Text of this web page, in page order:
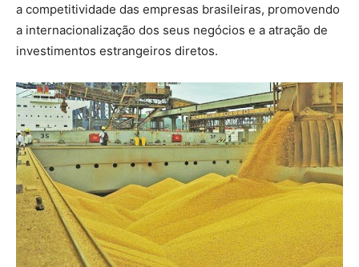
a competitividade das empresas brasileiras, promovendo
a internacionalização dos seus negócios e a atração de
investimentos estrangeiros diretos.